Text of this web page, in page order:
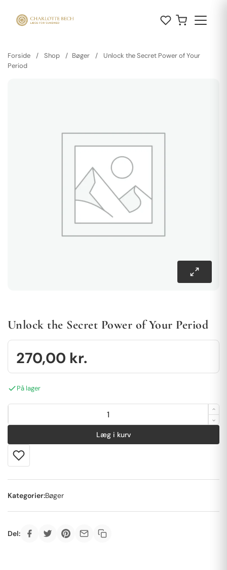
Forside / Shop / Bøger /
Unlock the Secret Power of Your
Period
Unlock the Secret Power of Your Period
270,00 kr.
På lager
Læg i kurv
Kategorier:Bøger
Del: